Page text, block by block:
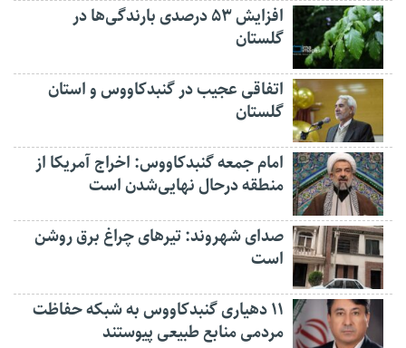
افزایش ۵۳ درصدی بارندگی‌ها در
گلستان
اتفاقی عجیب در‌ گنبدکاووس و استان
گلستان
امام جمعه گنبدکاووس: اخراج آمریکا از
منطقه درحال نهایی‌شدن است
صدای شهروند: تیرهای چراغ برق روشن
است
۱۱ دهیاری گنبدکاووس به شبکه حفاظت
مردمی منابع طبیعی پیوستند